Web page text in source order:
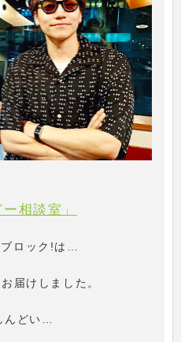
相談室」
ロック!は…
届けしました。
んどい…